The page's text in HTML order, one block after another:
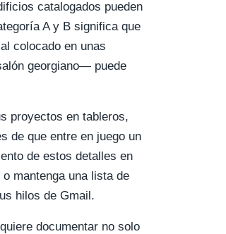
catalogados pueden
A y B significa que
colocado en unas
georgiano— puede
proyectos en tableros,
de que entre en juego un
de estos detalles en
mantenga una lista de
hilos de Gmail.
documentar no solo